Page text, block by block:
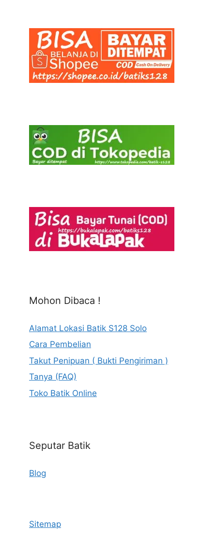
Mohon Dibaca !
Alamat Lokasi Batik S128 Solo
Cara Pembelian
Takut Penipuan ( Bukti Pengiriman )
Tanya (FAQ)
Toko Batik Online
Seputar Batik
Blog
Sitemap